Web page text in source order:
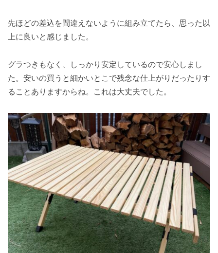
先ほどの差込を間違えないように組み立てたら、思った以
上に良いと感じました。
グラつきもなく、しっかり安定しているので安心しまし
た。安いの買うと細かいとこで残念な仕上がりだったりす
ることありますからね。これは大丈夫でした。